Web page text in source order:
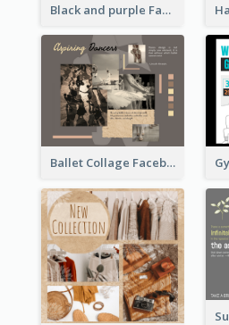
Black and purple Facebook Post
Ballet Collage Facebook Post